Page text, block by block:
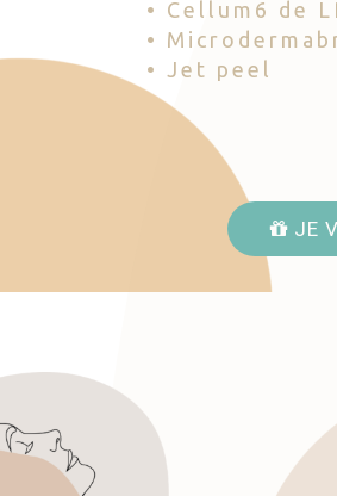
• Cellum6 de
•
• Jet peel
JE